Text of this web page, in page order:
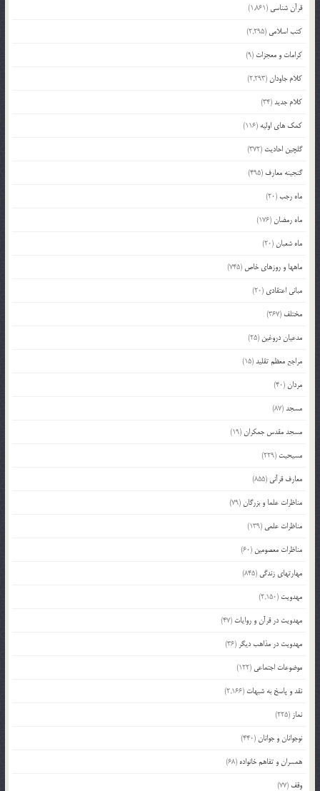
قرآن شناسی (1,861)
کتب اسلامی (2,295)
کرامات و معجزات (9)
کلام جاودان(2,293)
کلام جدید(34)
کمک های اولیه (116)
گلچین احادیث (372)
گنجینه معارف (495)
ماه رجب(20)
ماه رمضان(176)
ماه شعبان(20)
ماهها و روزهای خاص (745)
مبانی اعتقادی (20)
مختلف (367)
مدعیان دروغین (25)
مراجع معظم تقلید(15)
مردان(40)
مسجد(87)
مسجد مقدس جمکران(19)
مسیحیت (229)
معارف قرآنی (855)
مناظرات علما و بزرگان(79)
مناظرات علمی (139)
مناظرات معصومین (60)
مهارتهای زندگی (845)
مهدویت (2,150)
مهدویت در قرآن و روایات (47)
مهدویت در مذاهب دیگر (36)
موضوعات اجتماعی (122)
نقد و پاسخ به شبهات (2,166)
نماز (225)
نوجوانان و جوانان(440)
همسران و تفاهم خانواده (68)
وقف (77)